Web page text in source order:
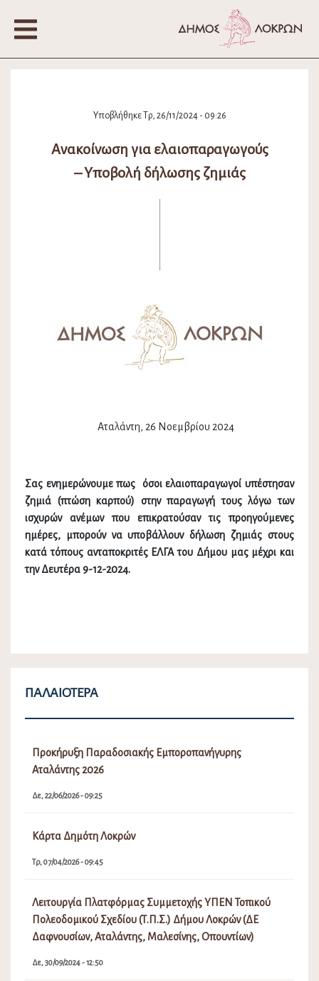
Υποβλήθηκε Τρ, 26/11/2024 - 09:26
Ανακοίνωση για ελαιοπαραγωγούς
– Υποβολή δήλωσης ζημιάς
Αταλάντη, 26 Νοεμβρίου 2024
Σας ενημερώνουμε πως όσοι ελαιοπαραγωγοί υπέστησαν
ζημιά (πτώση καρπού) στην παραγωγή τους λόγω των
ισχυρών ανέμων που επικρατούσαν τις προηγούμενες
ημέρες, μπορούν να υποβάλλουν δήλωση ζημιάς στους
κατά τόπους ανταποκριτές ΕΛΓΑτου Δήμου μας μέχρι και
την Δευτέρα 9-12-2024.
ΠΑΛΑΙΌΤΕΡΑ
Προκήρυξη Παραδοσιακής Εμποροπανήγυρης
Αταλάντης 2026
Δε, 22/06/2026 - 09:25
Κάρτα Δημότη Λοκρών
Τρ, 07/04/2026 - 09:45
Λειτουργία Πλατφόρμας Συμμετοχής ΥΠΕΝ Τοπικού
Πολεοδομικού Σχεδίου (Τ.Π.Σ.) Δήμου Λοκρών (ΔΕ
Δαφνουσίων, Αταλάντης, Μαλεσίνης, Οπουντίων)
Δε, 30/09/2024 - 12:50